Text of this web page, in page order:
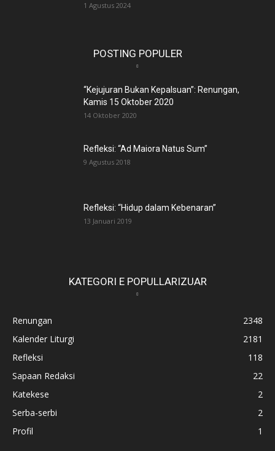
1 Agustus 2024
POSTING POPULER
“Kejujuran Bukan Kepalsuan”: Renungan,
Kamis 15 Oktober 2020
14 Oktober 2020
Refleksi: “Ad Maiora Natus Sum”
9 Agustus 2018
Refleksi: “Hidup dalam Kebenaran”
13 Januari 2019
KATEGORI E POPULLARIZUAR
Renungan
2348
Kalender Liturgi
2181
Refleksi
118
Sapaan Redaksi
22
Katekese
2
Serba-serbi
2
Profil
1